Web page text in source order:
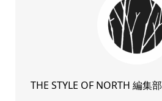
THE STYLE OF NORTH 編集部